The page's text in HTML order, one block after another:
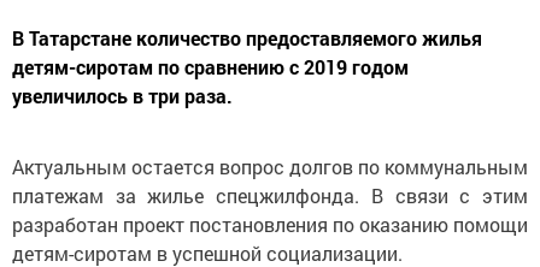
В Татарстане количество предоставляемого жилья
детям-сиротам по сравнению с 2019 годом
увеличилось в три раза.
Актуальным остается вопрос долгов по коммунальным
платежам за жилье спецжилфонда. В связи с этим
разработан проект постановления по оказанию помощи
детям-сиротам в успешной социализации.